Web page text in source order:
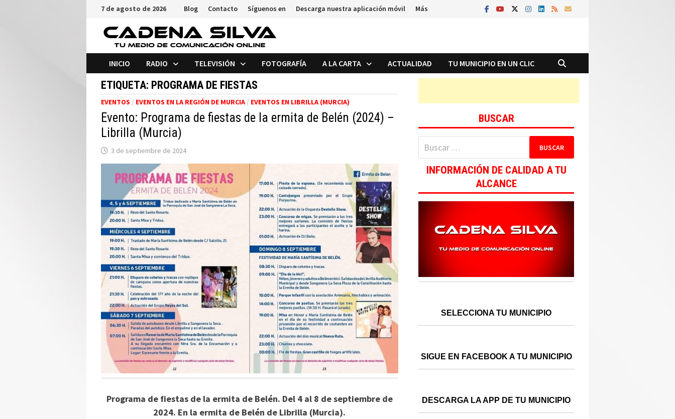
Saltar
contenido
7 de agosto de 2026 Blog Contacto Síguenos en Descarga nuestra aplicación móvil Más
INICIO RADIO TELEVISIÓN FOTOGRAFÍA A LA CARTA ACTUALIDAD TU MUNICIPIO EN UN CLIC
ETIQUETA: PROGRAMA DE FIESTAS
EVENTOS / EVENTOS EN LA REGIÓN DE MURCIA/ EVENTOS EN LIBRILLA (MURCIA)
Evento: Programa de fiestas de la ermita de Belén (2024) –
Librilla (Murcia)
3 de septiembre de 2024
Programa de fiestas de la ermita de Belén. Del 4 al 8 de septiembre de
2024. En la ermita de Belén de Librilla (Murcia).
BUSCAR
Buscar:
INFORMACIÓN DE CALIDAD A TU
ALCANCE
SELECCIONA TU MUNICIPIO
SIGUE EN FACEBOOK A TU MUNICIPIO
DESCARGA LA APP DE TU MUNICIPIO